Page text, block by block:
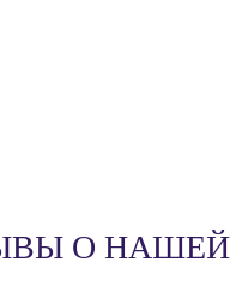
О НАШЕЙ